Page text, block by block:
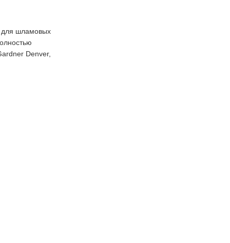
для шламовых
Denver,